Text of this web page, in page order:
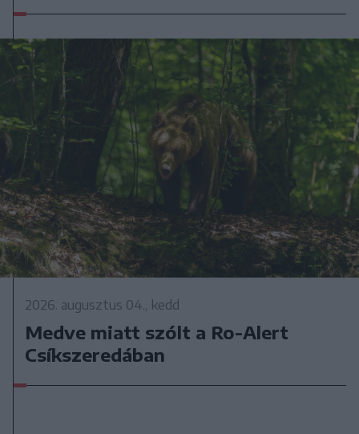
2026. augusztus 04., kedd
Medve miatt szólt a Ro-Alert
Csíkszeredában